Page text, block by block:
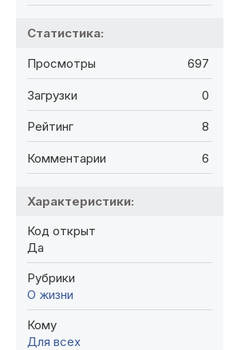
Статистика:
Просмотры 697
Загрузки 0
Рейтинг 8
Комментарии 6
Характеристики:
Код открыт
Да
Рубрики
О жизни
Кому
Для всех